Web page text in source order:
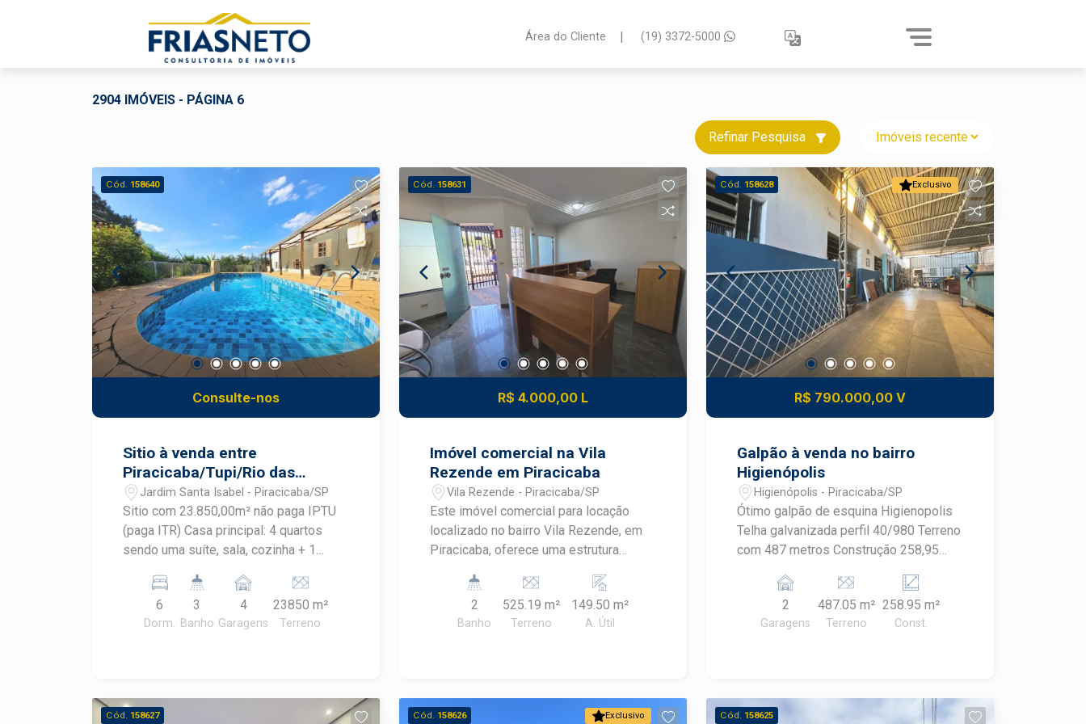
Área do Cliente | (19) 3372-5000
2904 IMÓVEIS - PÁGINA 6
Refinar Pesquisa
Cód. 158640
Consulte-nos
Sitio à venda entre
Piracicaba/Tupi/Rio das
Pedras
Jardim Santa Isabel - Piracicaba/SP
Sitio com 23.850,00m² não paga IPTU
(paga ITR) Casa principal: 4 quartos
sendo uma suíte, sala, cozinha + 1
gourmet com fogão a lenha e
churrasqueira e 1 banheiro Casa anexa
a principal 2 quartos, sala e cozinha,
quarto pequeno, banheiro Casa auxiliar
6
Dorm.
3
Banho
4
Garagens
23850 m²
Terreno
Cód. 158631
R$ 4.000,00 L
Imóvel comercial na Vila
Rezende em Piracicaba
Vila Rezende - Piracicaba/SP
Este imóvel comercial para locação
localizado no bairro Vila Rezende, em
Piracicaba, oferece uma estrutura
empresas que buscam praticidade,
conforto e uma localização estratégica.
Com ambientes organizados em dois
CARACTERÍSTICAS DO IMÓVEL -
2
Banho
525.19 m²
Terreno
149.50 m²
A. Útil
Exclusivo
Cód. 158628
R$ 790.000,00 V
Galpão à venda no bairro
Higienópolis
Higienópolis - Piracicaba/SP
Ótimo galpão de esquina Higienopolis
Telha galvanizada perfil 40/980 Terreno
com 487 metros Construção 258,95
alta resistencia
2
Garagens
487.05 m²
Terreno
258.95 m²
Const.
Cód. 158627 Exclusivo
Cód. 158626 Cód. 158625